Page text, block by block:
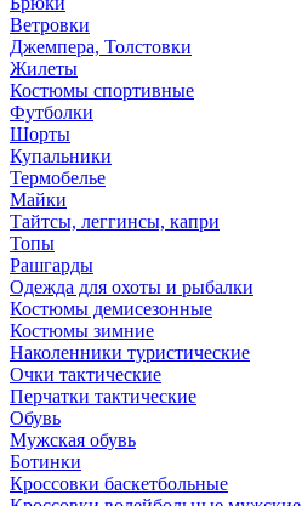
Ветровки
Джемпера, Толстовки
Жилеты
Костюмы спортивные
Футболки
Шорты
Купальники
Термобелье
Майки
Тайтсы, леггинсы, капри
Топы
Рашгарды
Одежда для охоты и рыбалки
Костюмы демисезонные
Костюмы зимние
Наколенники туристические
Очки тактические
Перчатки тактические
Обувь
Мужская обувь
Ботинки
Кроссовки баскетбольные